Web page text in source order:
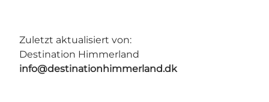
Zuletzt aktualisiert von:
Destination Himmerland
info@destinationhimmerland.dk